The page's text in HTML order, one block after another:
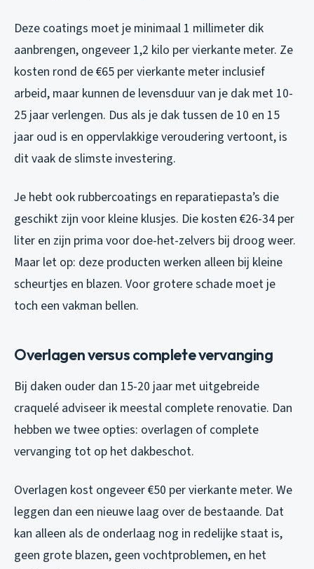
Deze coatings moet je minimaal 1 millimeter dik
aanbrengen, ongeveer 1,2 kilo per vierkante meter. Ze
kosten rond de €65 per vierkante meter inclusief
arbeid, maar kunnen de levensduur van je dak met 10-
25 jaar verlengen. Dus als je dak tussen de 10 en 15
jaar oud is en oppervlakkige veroudering vertoont, is
dit vaak de slimste investering.
Je hebt ook rubbercoatings en reparatiepasta’s die
geschikt zijn voor kleine klusjes. Die kosten €26-34 per
liter en zijn prima voor doe-het-zelvers bij droog weer.
Maar let op: deze producten werken alleen bij kleine
scheurtjes en blazen. Voor grotere schade moet je
toch een vakman bellen.
Overlagen versus complete vervanging
Bij daken ouder dan 15-20 jaar met uitgebreide
craquelé adviseer ik meestal complete renovatie. Dan
hebben we twee opties: overlagen of complete
vervanging tot op het dakbeschot.
Overlagen kost ongeveer €50 per vierkante meter. We
leggen dan een nieuwe laag over de bestaande. Dat
kan alleen als de onderlaag nog in redelijke staat is,
geen grote blazen, geen vochtproblemen, en het